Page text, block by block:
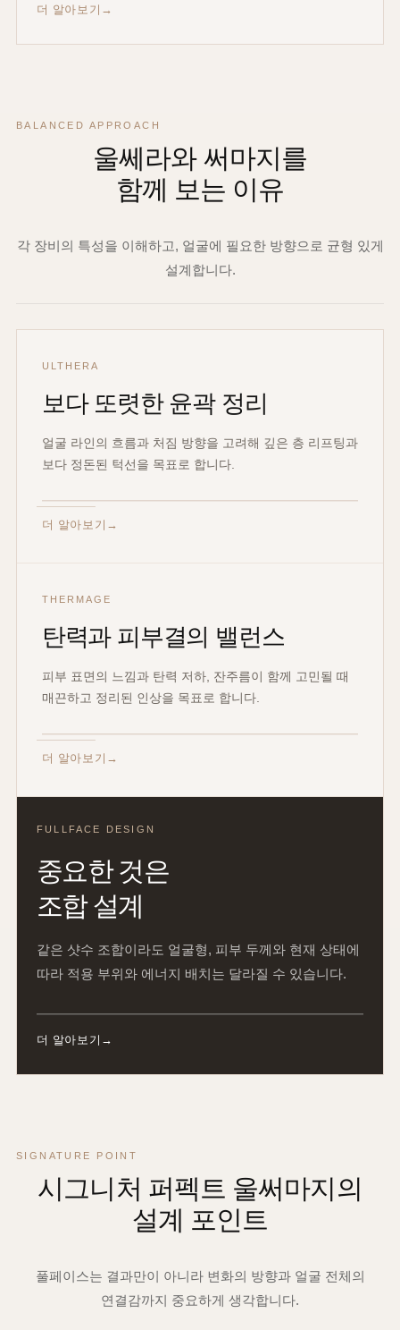
더 알아보기
BALANCED APPROACH
울쎄라와 써마지를
함께 보는 이유
각 장비의 특성을 이해하고, 얼굴에 필요한 방향으로 균형 있게
설계합니다.
ULTHERA
보다 또렷한 윤곽 정리
얼굴 라인의 흐름과 처짐 방향을 고려해 깊은 층 리프팅과
보다 정돈된 턱선을 목표로 합니다.
더 알아보기
THERMAGE
탄력과 피부결의 밸런스
피부 표면의 느낌과 탄력 저하, 잔주름이 함께 고민될 때
매끈하고 정리된 인상을 목표로 합니다.
더 알아보기
FULLFACE DESIGN
중요한 것은
조합 설계
같은 샷수 조합이라도 얼굴형, 피부 두께와 현재 상태에
따라 적용 부위와 에너지 배치는 달라질 수 있습니다.
더 알아보기
SIGNATURE POINT
시그니처 퍼펙트 울써마지의
설계 포인트
풀페이스는 결과만이 아니라 변화의 방향과 얼굴 전체의
연결감까지 중요하게 생각합니다.